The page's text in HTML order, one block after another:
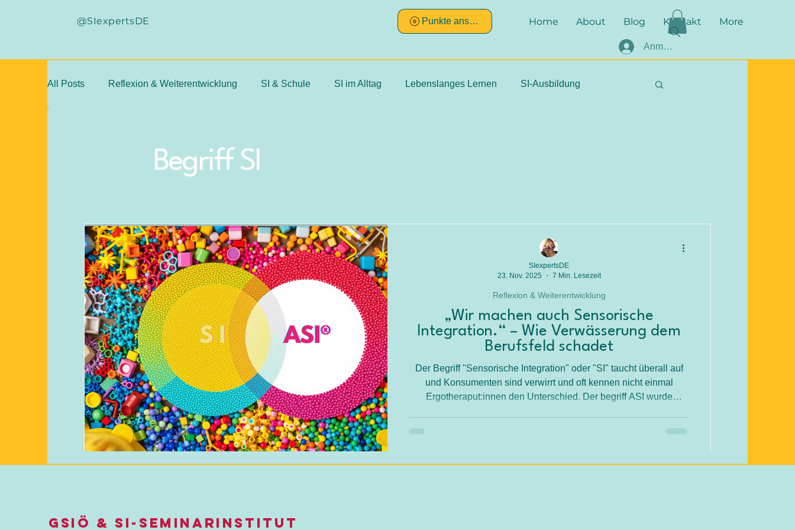
@SIexpertsDE Home About Blog Kontakt More
Anmelden
Punkte ansehen
All Posts Reflexion & Weiterentwicklung SI & Schule SI im Alltag Lebenslanges Lernen SI-Ausbildung
standardisierte Testverfahren
WN-FBG SPM-2 stichhaltige Diagnostik reliable und valide Messinstrumente nachvollziehber Befundung
UEMF Propriozeption taktile Perzeption Dyspraxie Körperschema
Begriff SI
„Wir machen auch Sensorische
Integration.“ – Wie Verwässerung dem
Berufsfeld schadet
Der Begriff "Sensorische Integration" oder "SI" taucht überall auf
und Konsumenten sind verwirrt und oft kennen nicht einmal
Ergotheraput:innen den Unterschied. Der begriff ASI wurde
Reflexion & Weiterentwicklung
SIexpertsDE
23. Nov. 2025
7 Min. Lesezeit
GSIÖ & SI-SeminarInstitut